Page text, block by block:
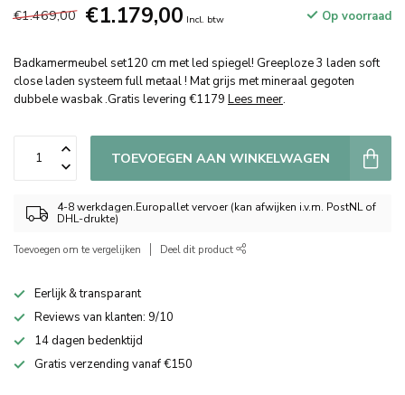
€1.469,00 €1.179,00 Incl. btw Op voorraad
Badkamermeubel set120 cm met led spiegel! Greeploze 3 laden soft
close laden systeem full metaal ! Mat grijs met mineraal gegoten
dubbele wasbak .Gratis levering €1179 Lees meer.
TOEVOEGEN AAN WINKELWAGEN
4-8 werkdagen.Europallet vervoer (kan afwijken i.v.m. PostNL of
DHL-drukte)
Toevoegen om te vergelijken Deel dit product
Eerlijk & transparant
Reviews van klanten: 9/10
14 dagen bedenktijd
Gratis verzending vanaf €150